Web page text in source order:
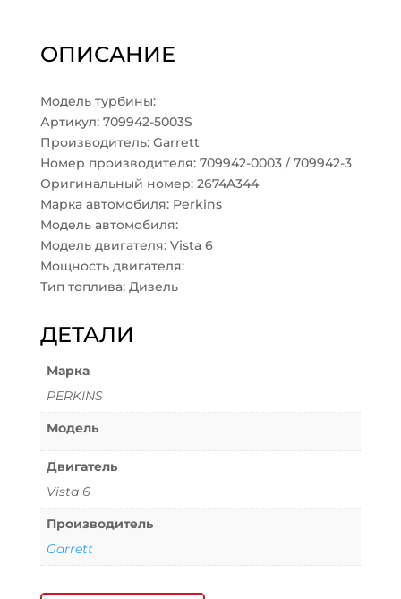
ОПИСАНИЕ
Модель турбины:
Артикул: 709942-5003S
Производитель: Garrett
Номер производителя: 709942-0003 / 709942-3
Оригинальный номер: 2674A344
Марка автомобиля: Perkins
Модель автомобиля:
Модель двигателя: Vista 6
Мощность двигателя:
Тип топлива: Дизель
ДЕТАЛИ
Марка
PERKINS
Модель
Двигатель
Vista 6
Производитель
Garrett